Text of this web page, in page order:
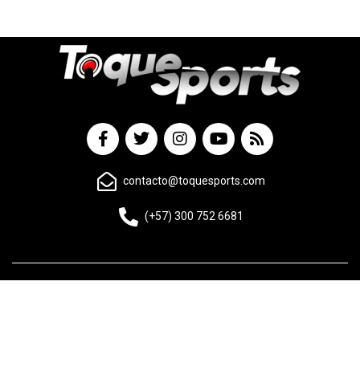
contacto@toquesports.com
(+57) 300 752 6681